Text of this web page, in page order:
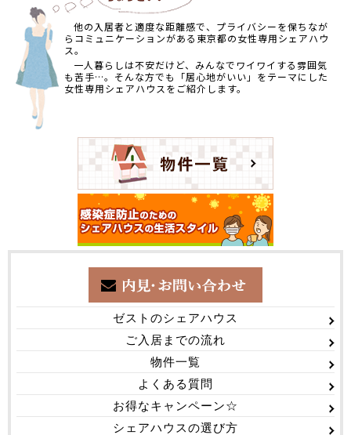
他の入居者と適度な距離感で、プライバシーを保ちなが
らコミュニケーションがある東京都の女性専用シェアハウ
ス。
一人暮らしは不安だけど、みんなでワイワイする雰囲気
も苦手…。そんな方でも「居心地がいい」をテーマにした
女性専用シェアハウスをご紹介します。
ゼストのシェアハウス
ご入居までの流れ
物件一覧
よくある質問
お得なキャンペーン☆
シェアハウスの選び方